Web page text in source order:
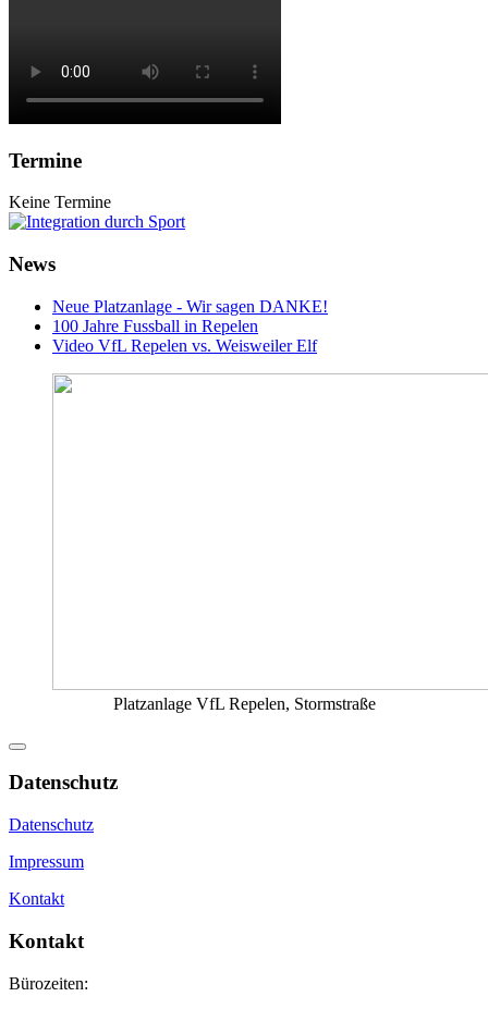
Termine
Keine Termine
News
Neue Platzanlage - Wir sagen DANKE!
100 Jahre Fussball in Repelen
Video VfL Repelen vs. Weisweiler Elf
Platzanlage VfL Repelen, Stormstraße
Datenschutz
Datenschutz
Impressum
Kontakt
Kontakt
Bürozeiten: